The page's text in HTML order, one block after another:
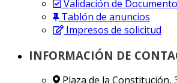
Validación de
Tablón de anuncios
Impresos de solicitud
INFORMACIÓN DE
Plaza de la Constitución,